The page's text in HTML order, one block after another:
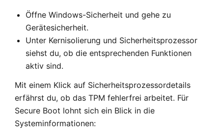
Öffne Windows-Sicherheit und gehe zu
Gerätesicherheit.
Unter Kernisolierung und Sicherheitsprozessor
siehst du, ob die entsprechenden Funktionen
aktiv sind.
Mit einem Klick auf Sicherheitsprozessordetails
erfährst du, ob das TPM fehlerfrei arbeitet. Für
Secure Boot lohnt sich ein Blick in die
Systeminformationen: